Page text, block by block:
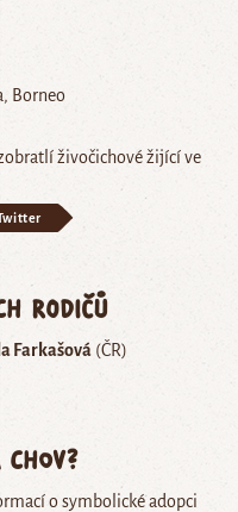
Borneo
živočichové žijící ve
rodičů
Farkašová (ČR)
o symbolické adopci